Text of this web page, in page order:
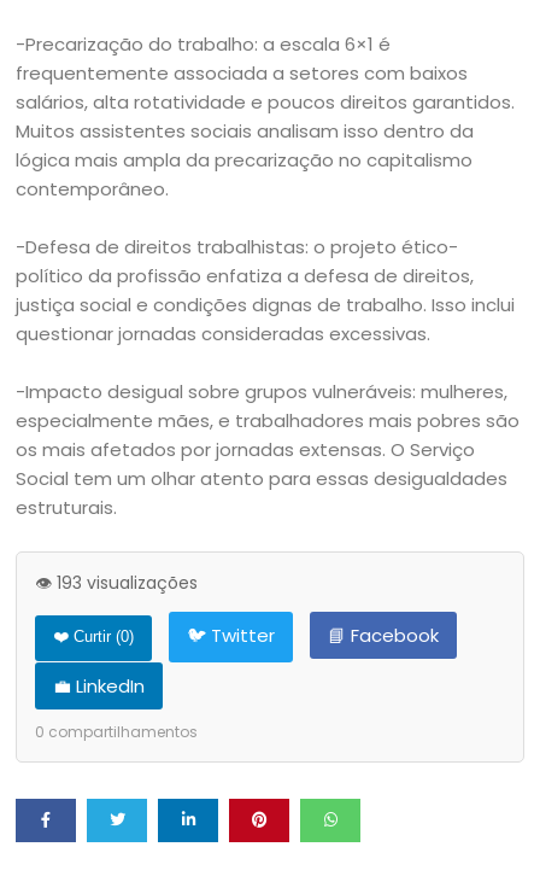
-Precarização do trabalho: a escala 6×1 é
frequentemente associada a setores com baixos
salários, alta rotatividade e poucos direitos garantidos.
Muitos assistentes sociais analisam isso dentro da
lógica mais ampla da precarização no capitalismo
contemporâneo.
-Defesa de direitos trabalhistas: o projeto ético-
político da profissão enfatiza a defesa de direitos,
justiça social e condições dignas de trabalho. Isso inclui
questionar jornadas consideradas excessivas.
-Impacto desigual sobre grupos vulneráveis: mulheres,
especialmente mães, e trabalhadores mais pobres são
os mais afetados por jornadas extensas. O Serviço
Social tem um olhar atento para essas desigualdades
estruturais.
👁️ 193 visualizações
❤️ Curtir (0) 🐦 Twitter
📘 Facebook
💼 LinkedIn
0 compartilhamentos